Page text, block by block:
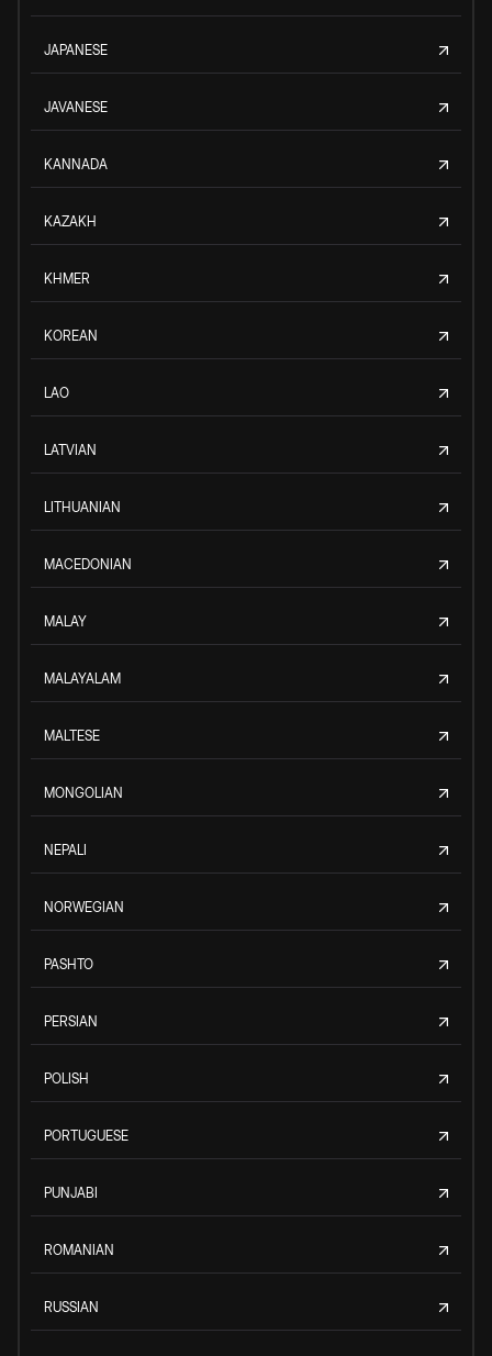
JAPANESE
JAVANESE
KANNADA
KAZAKH
KHMER
KOREAN
LAO
LATVIAN
LITHUANIAN
MACEDONIAN
MALAY
MALAYALAM
MALTESE
MONGOLIAN
NEPALI
NORWEGIAN
PASHTO
PERSIAN
POLISH
PORTUGUESE
PUNJABI
ROMANIAN
RUSSIAN